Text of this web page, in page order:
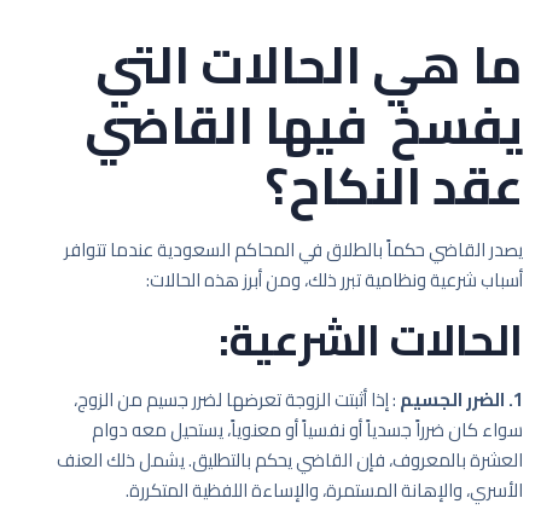
ما هي الحالات التي
يفسخ فيها القاضي
عقد النكاح؟
يصدر القاضي حكماً بالطلاق في المحاكم السعودية عندما تتوافر
أسباب شرعية ونظامية تبرر ذلك، ومن أبرز هذه الحالات:
الحالات الشرعية:
1. الضرر الجسيم
: إذا أثبتت الزوجة تعرضها لضرر جسيم من الزوج،
سواء كان ضرراً جسدياً أو نفسياً أو معنوياً، يستحيل معه دوام
العشرة بالمعروف، فإن القاضي يحكم بالتطليق. يشمل ذلك العنف
الأسري، والإهانة المستمرة، والإساءة اللفظية المتكررة.